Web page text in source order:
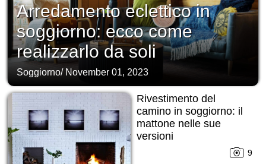
Arredamento eclettico in
soggiorno: ecco come
realizzarlo da soli
Soggiorno/ November 01, 2023
Rivestimento del
camino in soggiorno: il
mattone nelle sue
versioni
9